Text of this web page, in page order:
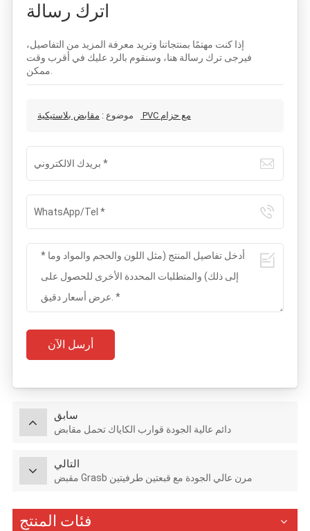
اترك رسالة
إذا كنت مهتمًا بمنتجاتنا وتريد معرفة المزيد من التفاصيل،
فيرجى ترك رسالة هنا، وسنقوم بالرد عليك في أقرب وقت
ممكن.
موضوع : مقابض بلاستيكية PVC مع حزام
أرسل الآن
سابق
دائم عالية الجودة قوارب الكاياك تحمل مقابض
التالي
مقبض Grasb مرن عالي الجودة مع قبعتين طرفيتين
فئات المنتج